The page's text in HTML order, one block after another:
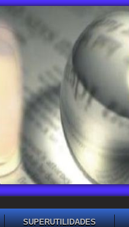
SUPERUTILIDADES